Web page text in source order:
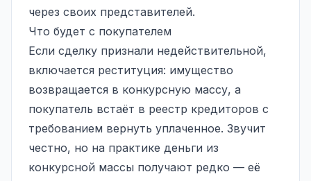
через своих представителей.
Что будет с покупателем
Если сделку признали недействительной,
включается реституция: имущество
возвращается в конкурсную массу, а
покупатель встаёт в реестр кредиторов с
требованием вернуть уплаченное. Звучит
честно, но на практике деньги из
конкурсной массы получают редко — её